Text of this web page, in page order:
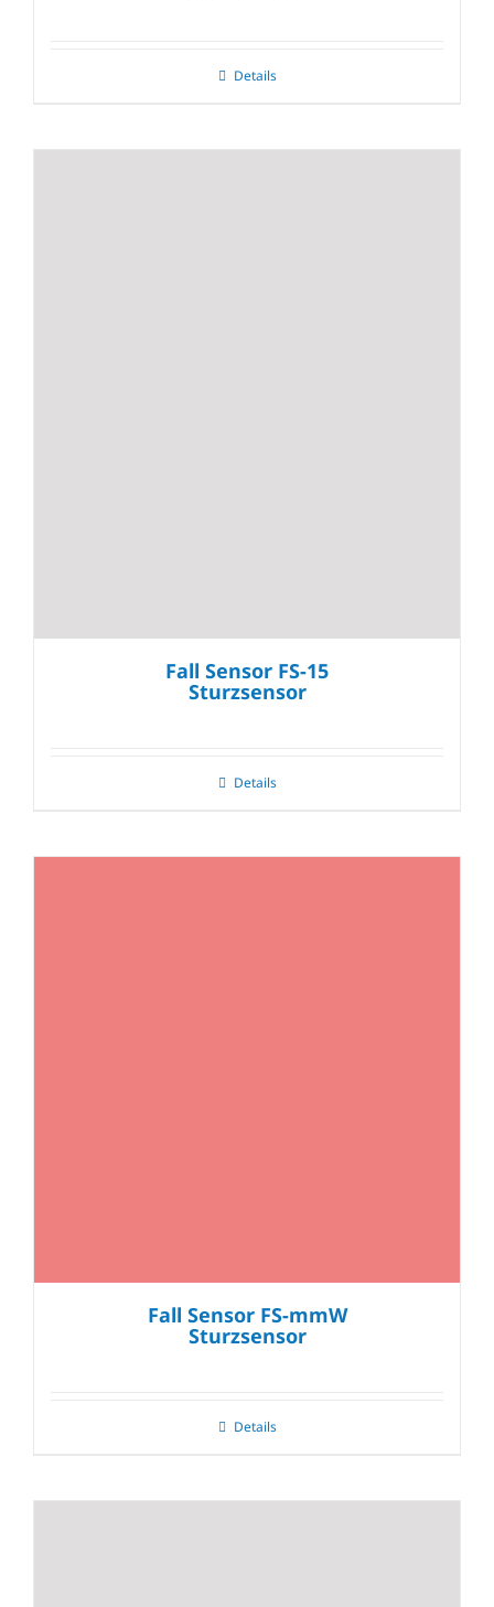
Details
Fall Sensor FS-15
Sturzsensor
Details
Fall Sensor FS-mmW
Sturzsensor
Details